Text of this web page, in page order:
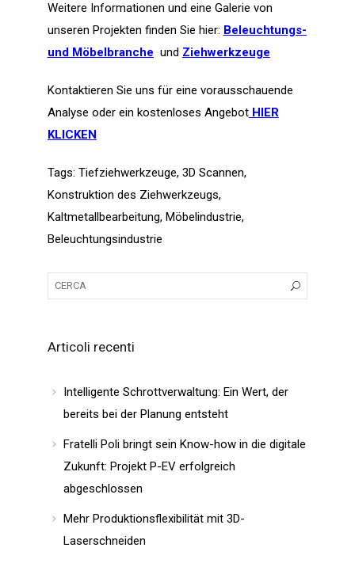
Weitere Informationen und eine Galerie von
unseren Projekten finden Sie hier: Beleuchtungs-
und Möbelbranche und Ziehwerkzeuge
Kontaktieren Sie uns für eine vorausschauende
Analyse oder ein kostenloses Angebot HIER
KLICKEN
Tags: Tiefziehwerkzeuge, 3D Scannen,
Konstruktion des Ziehwerkzeugs,
Kaltmetallbearbeitung, Möbelindustrie,
Beleuchtungsindustrie
Articoli recenti
Intelligente Schrottverwaltung: Ein Wert, der
bereits bei der Planung entsteht
Fratelli Poli bringt sein Know-how in die digitale
Zukunft: Projekt P-EV erfolgreich
abgeschlossen
Mehr Produktionsflexibilität mit 3D-
Laserschneiden